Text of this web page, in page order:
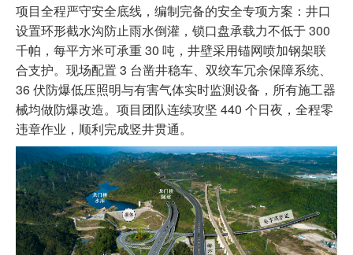
项目全程严守安全底线，编制完备的安全专项方案：井口
设置环形截水沟防止雨水倒灌，锁口盘承载力不低于 300
千帕，每平方米可承重 30 吨，井壁采用锚网喷加钢架联
合支护。现场配置 3 台凿井稳车、双绞车冗余保障系统、
36 伏防爆低压照明与有害气体实时监测设备，所有施工器
械均做防爆改造。项目团队连续攻坚 440 个日夜，全程零
违章作业，顺利完成竖井贯通。